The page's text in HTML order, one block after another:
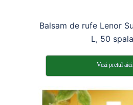
Balsam de rufe Lenor
L, 50
Vezi pretul aici